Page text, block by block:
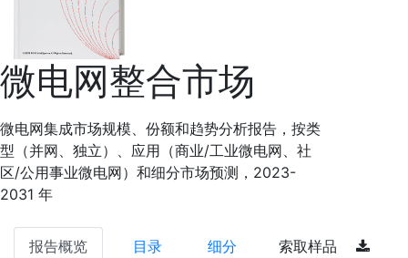
微电网整合市场
微电网集成市场规模、份额和趋势分析报告，按类
型（并网、独立）、应用（商业/工业微电网、社
区/公用事业微电网）和细分市场预测，2023-
2031 年
报告概览 目录 细分 索取样品